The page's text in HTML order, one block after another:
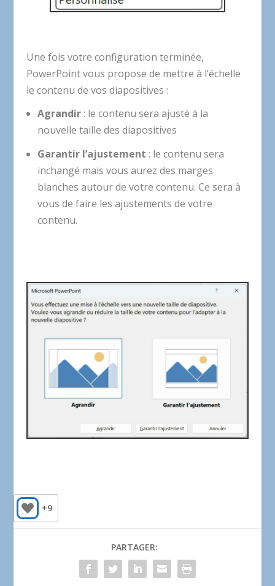
Une fois votre configuration terminée,
PowerPoint vous propose de mettre à l’échelle
le contenu de vos diapositives :
Agrandir: le contenu sera ajusté à la
nouvelle taille des diapositives
Garantir l’ajustement : le contenu sera
inchangé mais vous aurez des marges
blanches autour de votre contenu. Ce sera à
vous de faire les ajustements de votre
contenu.
+9
PARTAGER: